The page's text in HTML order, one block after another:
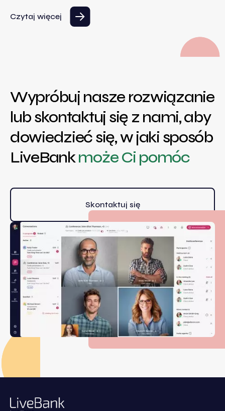
Czytaj więcej
Wypróbuj nasze rozwiązanie
lub skontaktuj się z nami, aby
dowiedzieć się, w jaki sposób
LiveBankmoże Ci pomóc
Skontaktuj się